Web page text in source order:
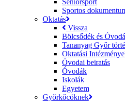
Seniorsport
Sportos
Oktatás
Vissza
Bölcsődék és
Tananyag Győr
Oktatási
Óvodai beiratás
Óvodák
Iskolák
Egyetem
Győrkőcöknek